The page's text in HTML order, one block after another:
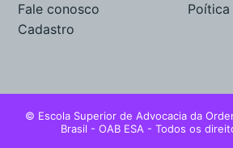
Fale conosco
Cadastro
© Escola Superior de Advocacia da
Brasil - OAB ESA - Todos os